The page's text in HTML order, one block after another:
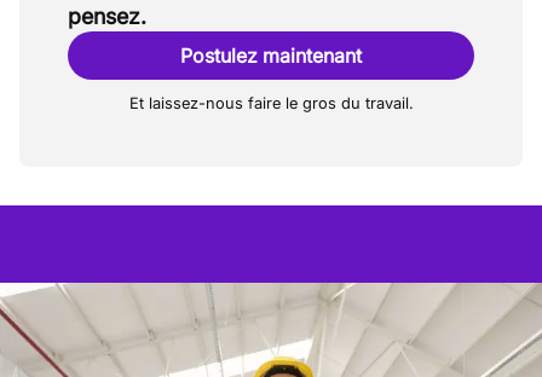
pensez.
Postulez maintenant
Et laissez-nous faire le gros du travail.